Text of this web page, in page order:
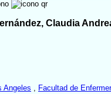
Claudia
Angeles Facultad de